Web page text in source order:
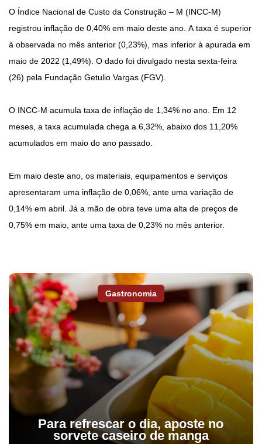
O Índice Nacional de Custo da Construção – M (INCC-M)
registrou inflação de 0,40% em maio deste ano. A taxa é superior
à observada no mês anterior (0,23%), mas inferior à apurada em
maio de 2022 (1,49%). O dado foi divulgado nesta sexta-feira
(26) pela Fundação Getulio Vargas (FGV).
O INCC-M acumula taxa de inflação de 1,34% no ano. Em 12
meses, a taxa acumulada chega a 6,32%, abaixo dos 11,20%
acumulados em maio do ano passado.
Em maio deste ano, os materiais, equipamentos e serviços
apresentaram uma inflação de 0,06%, ante uma variação de
0,14% em abril. Já a mão de obra teve uma alta de preços de
0,75% em maio, ante uma taxa de 0,23% no mês anterior.
Gastronomia
Para refrescar o dia, aposte no
sorvete caseiro de manga